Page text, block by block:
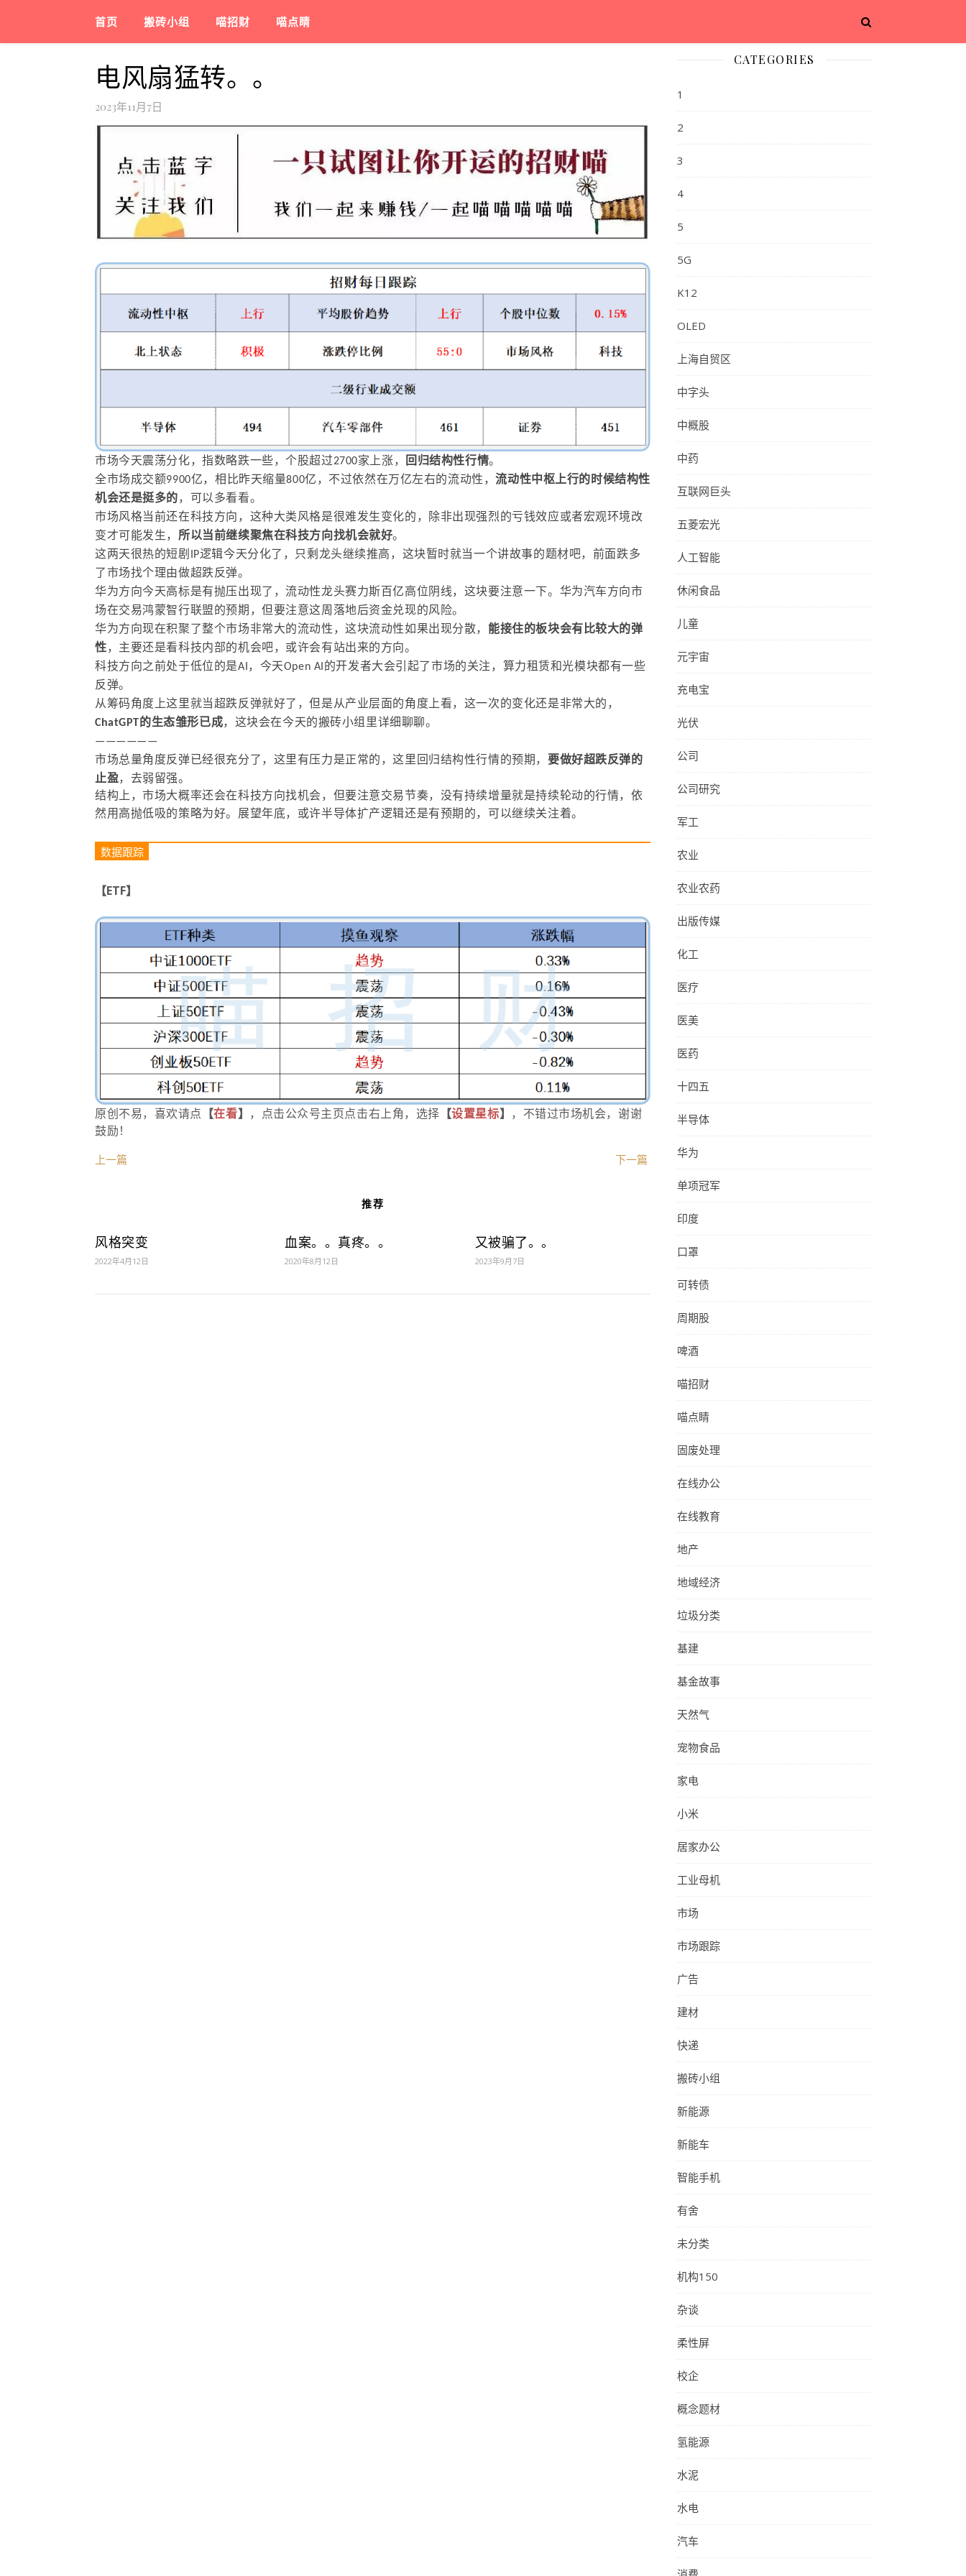
首页 搬砖小组 喵招财 喵点睛
电风扇猛转。。
2023年11月7日
市场今天震荡分化，指数略跌一些，个股超过2700家上涨， 回归结构性行情。
全市场成交额9900亿，相比昨天缩量800亿，不过依然在万亿左右的流动性，流动性中枢上行的时候结构性
机会还是挺多的，可以多看看。
市场风格当前还在科技方向，这种大类风格是很难发生变化的，除非出现强烈的亏钱效应或者宏观环境改
变才可能发生，所以当前继续聚焦在科技方向找机会就好。
这两天很热的短剧IP逻辑今天分化了，只剩龙头继续推高，这块暂时就当一个讲故事的题材吧，前面跌多
了市场找个理由做超跌反弹。
华为方向今天高标是有抛压出现了，流动性龙头赛力斯百亿高位阴线，这块要注意一下。华为汽车方向市
场在交易鸿蒙智行联盟的预期，但要注意这周落地后资金兑现的风险。
华为方向现在积聚了整个市场非常大的流动性，这块流动性如果出现分散， 能接住的板块会有比较大的弹
性，主要还是看科技内部的机会吧，或许会有站出来的方向。
科技方向之前处于低位的是AI，今天Open AI的开发者大会引起了市场的关注，算力租赁和光模块都有一些
反弹。
从筹码角度上这里就当超跌反弹就好了，但是从产业层面的角度上看，这一次的变化还是非常大的，
ChatGPT的生态雏形已成，这块会在今天的搬砖小组里详细聊聊。
——————
市场总量角度反弹已经很充分了，这里有压力是正常的，这里回归结构性行情的预期， 要做好超跌反弹的
止盈，去弱留强。
结构上，市场大概率还会在科技方向找机会，但要注意交易节奏，没有持续增量就是持续轮动的行情，依
然用高抛低吸的策略为好。展望年底，或许半导体扩产逻辑还是有预期的，可以继续关注着。
数据跟踪
【ETF】
原创不易，喜欢请点 【在看】 ，点击公众号主页点击右上角，选择 【设置星标】
，不错过市场机会，谢谢
鼓励！
上一篇
下一篇
推荐
风格突变
2022年4月12日
血案。。真疼。。
2020年8月12日
又被骗了。。
2023年9月7日
CATEGORIES
1
2
3
4
5
5G
K12
OLED
上海自贸区
中字头
中概股
中药
互联网巨头
五菱宏光
人工智能
休闲食品
儿童
元宇宙
充电宝
光伏
公司
公司研究
军工
农业
农业农药
出版传媒
化工
医疗
医美
医药
十四五
半导体
华为
单项冠军
印度
口罩
可转债
周期股
啤酒
喵招财
喵点睛
固废处理
在线办公
在线教育
地产
地域经济
垃圾分类
基建
基金故事
天然气
宠物食品
家电
小米
居家办公
工业母机
市场
市场跟踪
广告
建材
快递
搬砖小组
新能源
新能车
智能手机
有舍
未分类
机构150
杂谈
柔性屏
校企
概念题材
氢能源
水泥
水电
汽车